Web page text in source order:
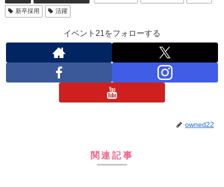
新卒採用
活躍
イベント21をフォローする
owned22
関連記事